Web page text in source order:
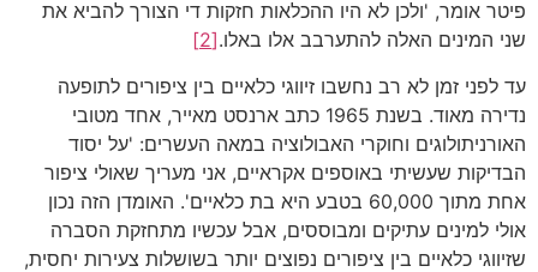
פיטר אומר, 'ולכן לא היו ההכלאות חזקות די הצורך להביא את
שני המינים האלה להתערבב אלו באלו.[2]
עד לפני זמן לא רב נחשבו זיווגי כלאיים בין ציפורים לתופעה
נדירה מאוד. בשנת 1965 כתב ארנסט מאייר, אחד מטובי
האורניתולוגים וחוקרי האבולוציה במאה העשרים: 'על יסוד
הבדיקות שעשיתי באוספים אקראיים, אני מעריך שאולי ציפור
אחת מתוך 60,000 בטבע היא בת כלאיים'. האומדן הזה נכון
אולי למינים עתיקים ומבוססים, אבל עכשיו מתחזקת הסברה
שזיווגי כלאיים בין ציפורים נפוצים יותר בשושלות צעירות יחסית,